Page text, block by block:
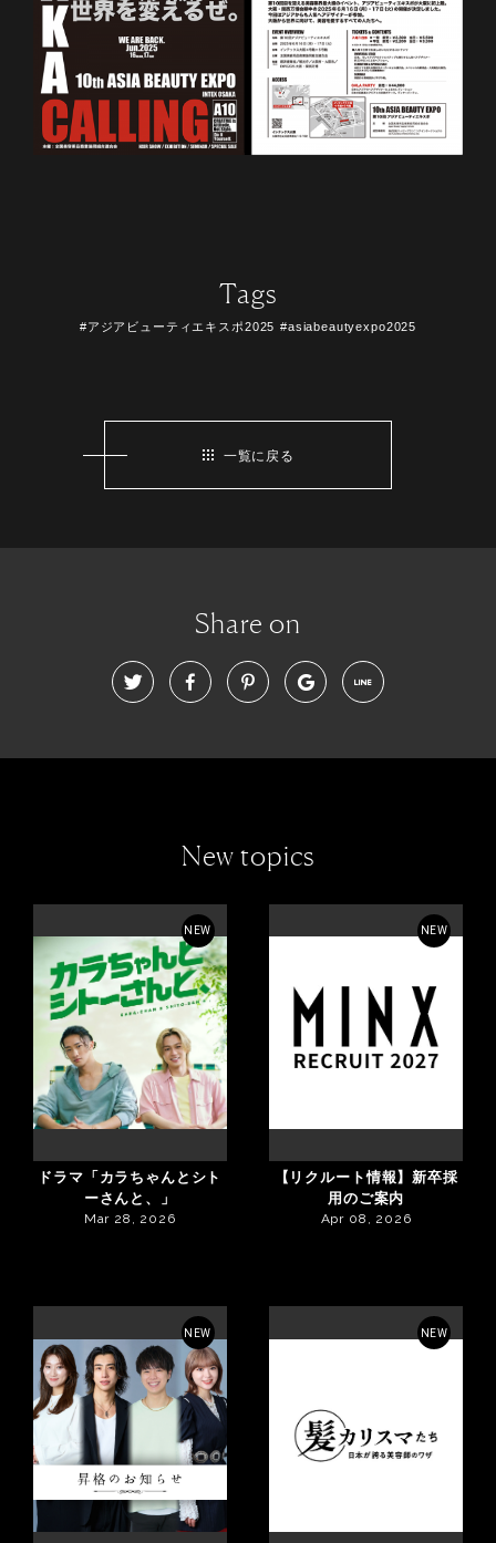
Tags
#アジアビューティエキスポ2025 #asiabeautyexpo2025
一覧に戻る
Share on
New topics
NEW
ドラマ「カラちゃんとシト
ーさんと、」
Mar 28, 2026
NEW
【リクルート情報】新卒採
用のご案内
Apr 08, 2026
NEW NEW